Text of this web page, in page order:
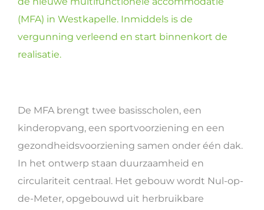
(MFA) in Westkapelle. Inmiddels is de
vergunning verleend en start binnenkort de
realisatie.
De MFA brengt twee basisscholen, een
kinderopvang, een sportvoorziening en een
gezondheidsvoorziening samen onder één dak.
In het ontwerp staan duurzaamheid en
circulariteit centraal. Het gebouw wordt Nul-op-
de-Meter, opgebouwd uit herbruikbare